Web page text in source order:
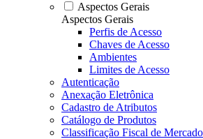
Aspectos Gerais
Aspectos Gerais
Perfis de Acesso
Chaves de Acesso
Ambientes
Limites de Acesso
Autenticação
Anexação Eletrônica
Cadastro de Atributos
Catálogo de Produtos
Classificação Fiscal de